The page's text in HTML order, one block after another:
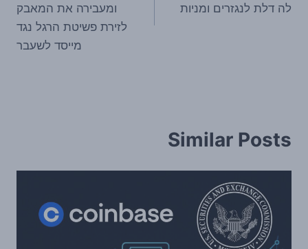
לה דלת לנגזרים ומניות
ומעבירה את המאבק
לזירת פשיטת הרגל נגד
מייסד לשעבר
Similar Posts